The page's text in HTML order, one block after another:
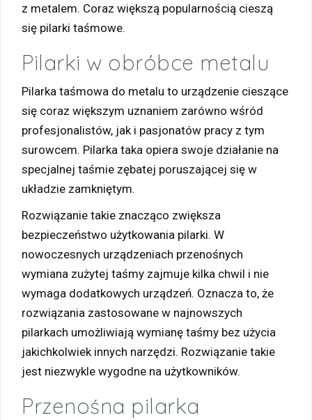
z metalem. Coraz większą popularnością cieszą
się pilarki taśmowe.
Pilarki w obróbce metalu
Pilarka taśmowa do metalu to urządzenie cieszące
się coraz większym uznaniem zarówno wśród
profesjonalistów, jak i pasjonatów pracy z tym
surowcem. Pilarka taka opiera swoje działanie na
specjalnej taśmie zębatej poruszającej się w
układzie zamkniętym.
Rozwiązanie takie znacząco zwiększa
bezpieczeństwo użytkowania pilarki. W
nowoczesnych urządzeniach przenośnych
wymiana zużytej taśmy zajmuje kilka chwil i nie
wymaga dodatkowych urządzeń. Oznacza to, że
rozwiązania zastosowane w najnowszych
pilarkach umożliwiają wymianę taśmy bez użycia
jakichkolwiek innych narzędzi. Rozwiązanie takie
jest niezwykle wygodne na użytkowników.
Przenośna pilarka